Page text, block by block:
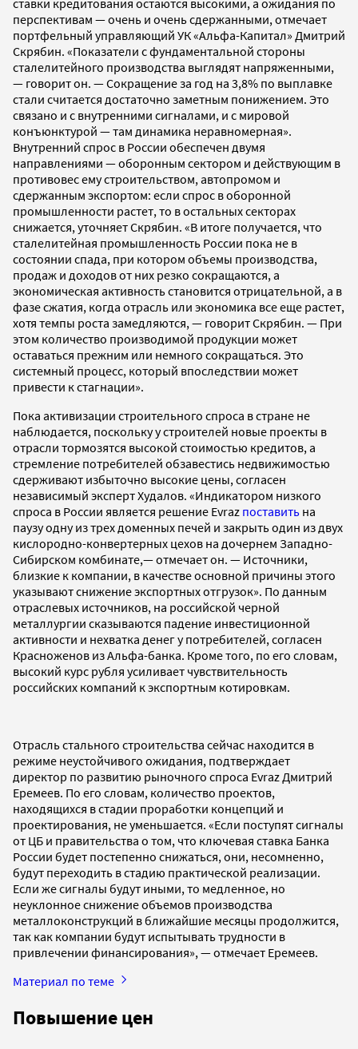
ставки кредитования остаются высокими, а ожидания по
перспективам — очень и очень сдержанными, отмечает
портфельный управляющий УК «Альфа-Капитал» Дмитрий
Скрябин. «Показатели с фундаментальной стороны
сталелитейного производства выглядят напряженными,
— говорит он. — Сокращение за год на 3,8% по выплавке
стали считается достаточно заметным понижением. Это
связано и с внутренними сигналами, и с мировой
конъюнктурой — там динамика неравномерная».
Внутренний спрос в России обеспечен двумя
направлениями — оборонным сектором и действующим в
противовес ему строительством, автопромом и
сдержанным экспортом: если спрос в оборонной
промышленности растет, то в остальных секторах
снижается, уточняет Скрябин. «В итоге получается, что
сталелитейная промышленность России пока не в
состоянии спада, при котором объемы производства,
продаж и доходов от них резко сокращаются, а
экономическая активность становится отрицательной, а в
фазе сжатия, когда отрасль или экономика все еще растет,
хотя темпы роста замедляются, — говорит Скрябин. — При
этом количество производимой продукции может
оставаться прежним или немного сокращаться. Это
системный процесс, который впоследствии может
привести к стагнации».
Пока активизации строительного спроса в стране не
наблюдается, поскольку у строителей новые проекты в
отрасли тормозятся высокой стоимостью кредитов, а
стремление потребителей обзавестись недвижимостью
сдерживают избыточно высокие цены, согласен
независимый эксперт Худалов. «Индикатором низкого
спроса в России является решение Evraz поставить на
паузу одну из трех доменных печей и закрыть один из двух
кислородно-конвертерных цехов на дочернем Западно-
Сибирском комбинате,— отмечает он. — Источники,
близкие к компании, в качестве основной причины этого
указывают снижение экспортных отгрузок». По данным
отраслевых источников, на российской черной
металлургии сказываются падение инвестиционной
активности и нехватка денег у потребителей, согласен
Красноженов из Альфа-банка. Кроме того, по его словам,
высокий курс рубля усиливает чувствительность
российских компаний к экспортным котировкам.
Отрасль стального строительства сейчас находится в
режиме неустойчивого ожидания, подтверждает
директор по развитию рыночного спроса Evraz Дмитрий
Еремеев. По его словам, количество проектов,
находящихся в стадии проработки концепций и
проектирования, не уменьшается. «Если поступят сигналы
от ЦБ и правительства о том, что ключевая ставка Банка
России будет постепенно снижаться, они, несомненно,
будут переходить в стадию практической реализации.
Если же сигналы будут иными, то медленное, но
неуклонное снижение объемов производства
металлоконструкций в ближайшие месяцы продолжится,
так как компании будут испытывать трудности в
привлечении финансирования», — отмечает Еремеев.
Материал по теме
Повышение цен